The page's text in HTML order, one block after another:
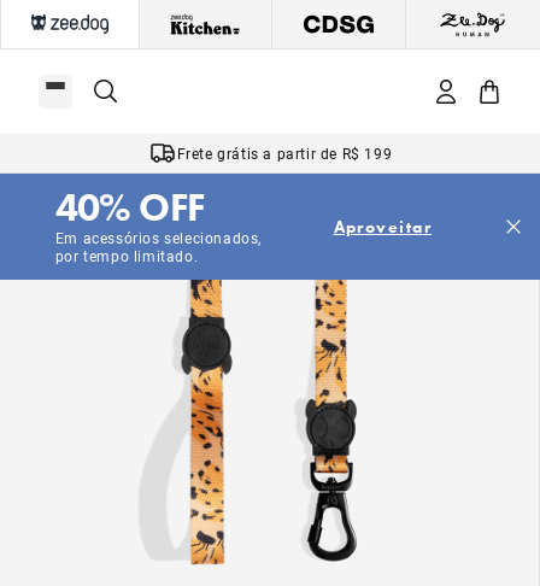
Frete grátis a partir de R$ 199
Em acessórios selecionados,
por tempo limitado.
40% OFF Aproveitar